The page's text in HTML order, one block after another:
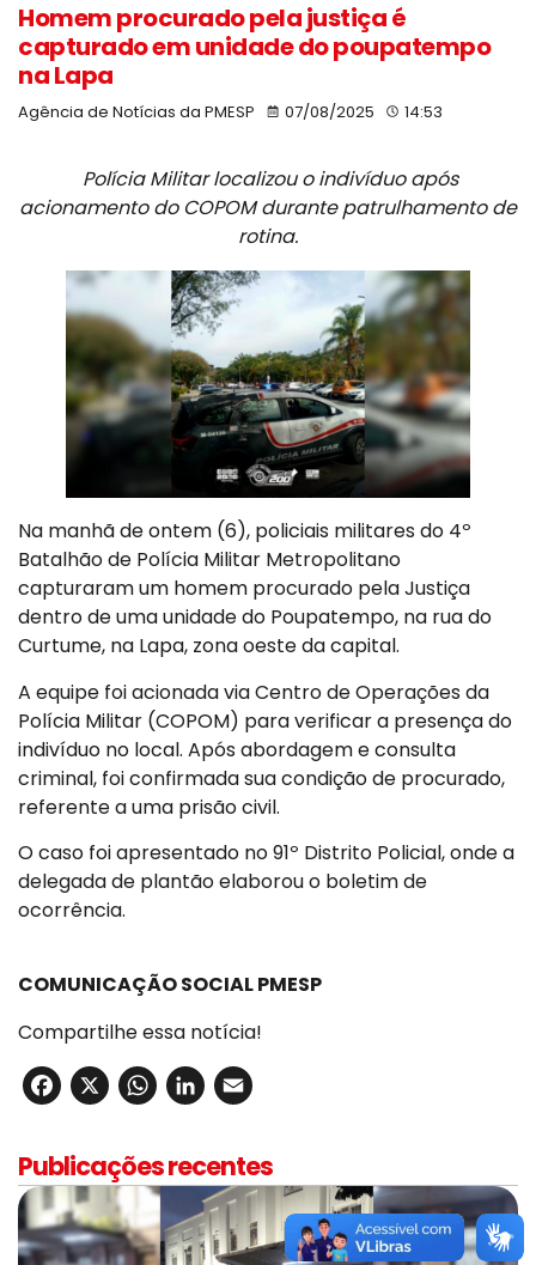
Homem procurado pela justiça é
capturado em unidade do poupatempo
na Lapa
Agência de Notícias da PMESP 07/08/2025 14:53
Polícia Militar localizou o indivíduo após
acionamento do COPOM durante patrulhamento de
rotina.
Na manhã de ontem (6), policiais militares do 4º
Batalhão de Polícia Militar Metropolitano
capturaram um homem procurado pela Justiça
dentro de uma unidade do Poupatempo, na rua do
Curtume, na Lapa, zona oeste da capital.
A equipe foi acionada via Centro de Operações da
Polícia Militar (COPOM) para verificar a presença do
indivíduo no local. Após abordagem e consulta
criminal, foi confirmada sua condição de procurado,
referente a uma prisão civil.
O caso foi apresentado no 91º Distrito Policial, onde a
delegada de plantão elaborou o boletim de
ocorrência.
COMUNICAÇÃO SOCIAL PMESP
Compartilhe essa notícia!
Facebook
X WhatsApp
LinkedIn
Publicações recentes